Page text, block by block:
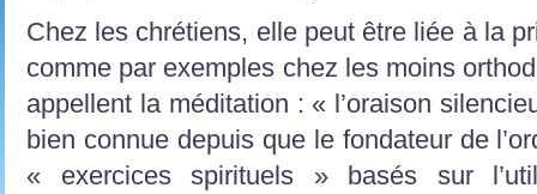
Chez les chrétiens, elle peut être liée à la
comme par exemples chez les moins
appellent la méditation : « l’oraison
bien connue depuis que le fondateur de
« exercices spirituels » basés sur